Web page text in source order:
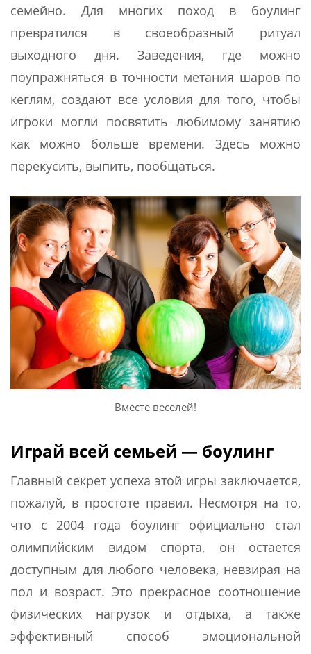
семейно. Для многих поход в боулинг
превратился в своеобразный ритуал
выходного дня. Заведения, где можно
поупражняться в точности метания шаров по
кеглям, создают все условия для того, чтобы
игроки могли посвятить любимому занятию
как можно больше времени. Здесь можно
перекусить, выпить, пообщаться.
Вместе веселей!
Играй всей семьей — боулинг
Главный секрет успеха этой игры заключается,
пожалуй, в простоте правил. Несмотря на то,
что с 2004 года боулинг официально стал
олимпийским видом спорта, он остается
доступным для любого человека, невзирая на
пол и возраст. Это прекрасное соотношение
физических нагрузок и отдыха, а также
эффективный способ эмоциональной